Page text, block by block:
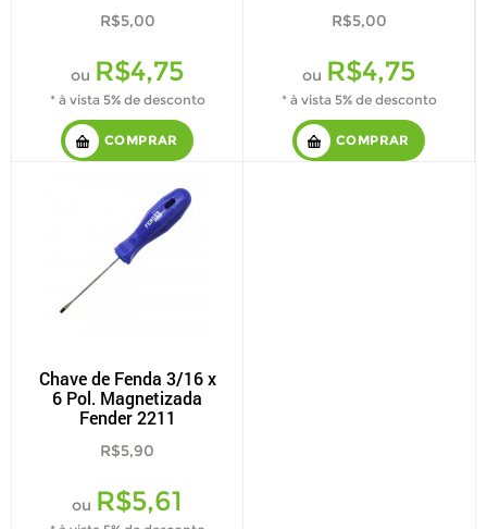
R$5,00
ou R$4,75
* à vista 5% de desconto
COMPRAR
R$5,00
ou R$4,75
* à vista 5% de desconto
COMPRAR
Chave de Fenda 3/16 x
6 Pol. Magnetizada
Fender 2211
R$5,90
ou R$5,61